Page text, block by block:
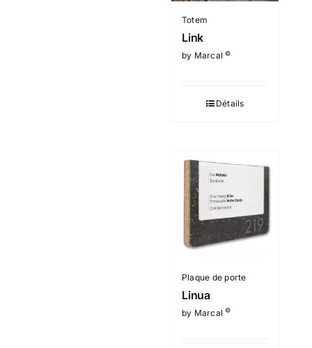
Totem
Link
by Marcal©
Détails
Plaque de porte
Linua
by Marcal©